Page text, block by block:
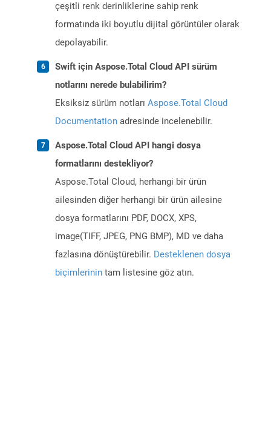
çeşitli renk derinliklerine sahip renk
formatında iki boyutlu dijital görüntüler olarak
depolayabilir.
Swift için Aspose.Total Cloud API sürüm
notlarını nerede bulabilirim?
Eksiksiz sürüm notları Aspose.Total Cloud
Documentation adresinde incelenebilir.
Aspose.Total Cloud API hangi dosya
formatlarını destekliyor?
Aspose.Total Cloud, herhangi bir ürün
ailesinden diğer herhangi bir ürün ailesine
dosya formatlarını PDF, DOCX, XPS,
image(TIFF, JPEG, PNG BMP), MD ve daha
fazlasına dönüştürebilir. Desteklenen dosya
biçimlerinin tam listesine göz atın.